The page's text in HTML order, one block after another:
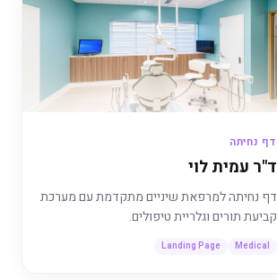
דף נחיתה
ד"ר עמית לוי
דף נחיתה למרפאת שיניים מתקדמת עם מערכת
קביעת תורים וגלריית טיפולים.
Medical
Landing Page